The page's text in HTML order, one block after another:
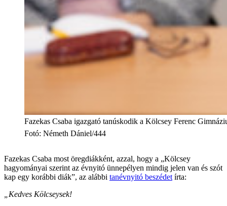
Fazekas Csaba igazgató tanúskodik a Kölcsey Ferenc
Fotó: Németh Dániel/444
Fazekas Csaba most öregdiákként, azzal, hogy a „Kölcsey
hagyományai szerint az évnyitó ünnepélyen mindig jelen van és szót
kap egy korábbi diák”, az alábbi tanévnyitó beszédet írta:
„Kedves Kölcseysek!